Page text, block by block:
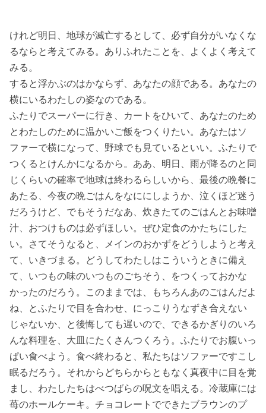
けれど明日、地球が滅亡するとして、必ず自分がいなくな
るならと考えてみる。ありふれたことを、よくよく考えて
みる。
すると浮かぶのはかならず、あなたの顔である。あなたの
横にいるわたしの姿なのである。
ふたりでスーパーに行き、カートをひいて、あなたのため
とわたしのために温かいご飯をつくりたい。あなたはソ
ファーで横になって、野球でも見ているといい。ふたりで
つくるとけんかになるから。ああ、明日、雨が降るのと同
じくらいの確率で地球は終わるらしいから、最後の晩餐に
あたる、今夜の晩ごはんをなににしようか、泣くほど迷う
だろうけど、でもそうだなあ、炊きたてのごはんとお味噌
汁、おつけものは必ずほしい。ぜひ定食のかたちにした
い。さてそうなると、メインのおかずをどうしようと考え
て、いきづまる。どうしてわたしはこういうときに備え
て、いつもの味のいつものごちそう、をつくっておかな
かったのだろう。このままでは、もちろんあのごはんだよ
ね、とふたりで目を合わせ、にっこりうなずき合えない
じゃないか、と後悔しても遅いので、できるかぎりのいろ
んな料理を、大皿にたくさんつくろう。ふたりでお腹いっ
ぱい食べよう。食べ終わると、私たちはソファーですこし
眠るだろう。それからどちらからともなく真夜中に目を覚
まし、わたしたちはべつばらの呪文を唱える。冷蔵庫には
苺のホールケーキ。チョコレートでできたブラウンのプ